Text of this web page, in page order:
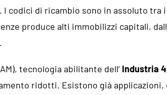
I codici di ricambio sono in assoluto
produce alti immobilizzi capitali,
tecnologia abilitante dell’ Industria
ridotti. Esistono già